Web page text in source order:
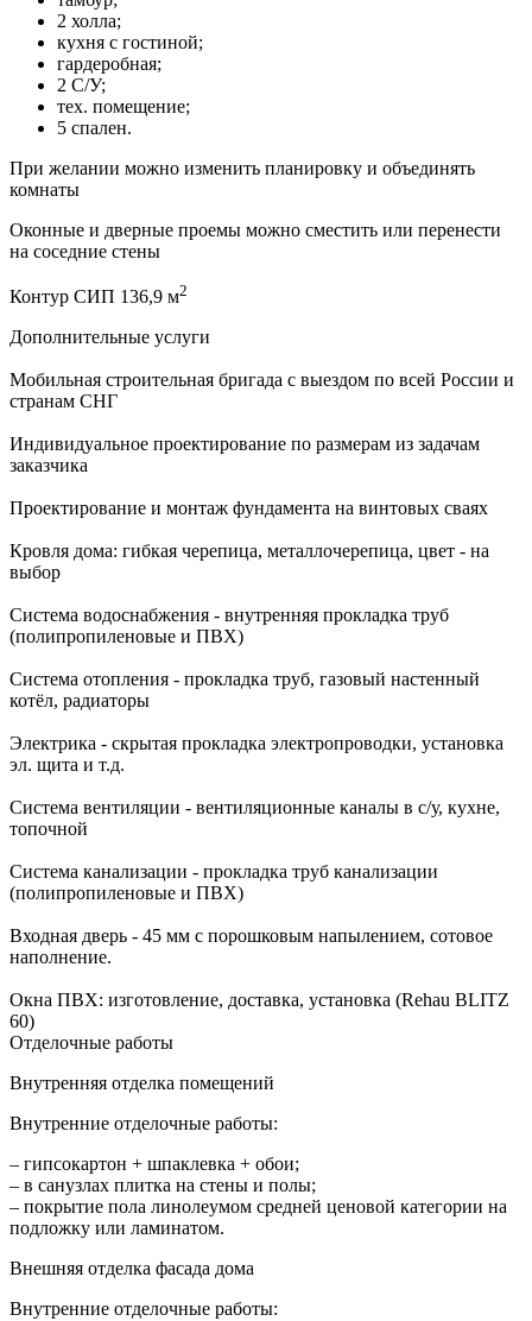
2 холла;
кухня с гостиной;
гардеробная;
2 С/У;
тех. помещение;
5 спален.
При желании можно изменить планировку и объединять
комнаты
Оконные и дверные проемы можно сместить или перенести
на соседние стены
Контур СИП 136,9 м2
Дополнительные услуги
Мобильная строительная бригада с выездом по всей России и
странам СНГ
Индивидуальное проектирование по размерам из задачам
заказчика
Проектирование и монтаж фундамента на винтовых сваях
Кровля дома: гибкая черепица, металлочерепица, цвет - на
выбор
Система водоснабжения - внутренняя прокладка труб
(полипропиленовые и ПВХ)
Система отопления - прокладка труб, газовый настенный
котёл, радиаторы
Электрика - скрытая прокладка электропроводки, установка
эл. щита и т.д.
Система вентиляции - вентиляционные каналы в с/у, кухне,
топочной
Система канализации - прокладка труб канализации
(полипропиленовые и ПВХ)
Входная дверь - 45 мм с порошковым напылением, сотовое
наполнение.
Окна ПВХ: изготовление, доставка, установка (Rehau BLITZ
60)
Отделочные работы
Внутренняя отделка помещений
Внутренние отделочные работы:
– гипсокартон + шпаклевка + обои;
– в санузлах плитка на стены и полы;
– покрытие пола линолеумом средней ценовой категории на
подложку или ламинатом.
Внешняя отделка фасада дома
Внутренние отделочные работы: